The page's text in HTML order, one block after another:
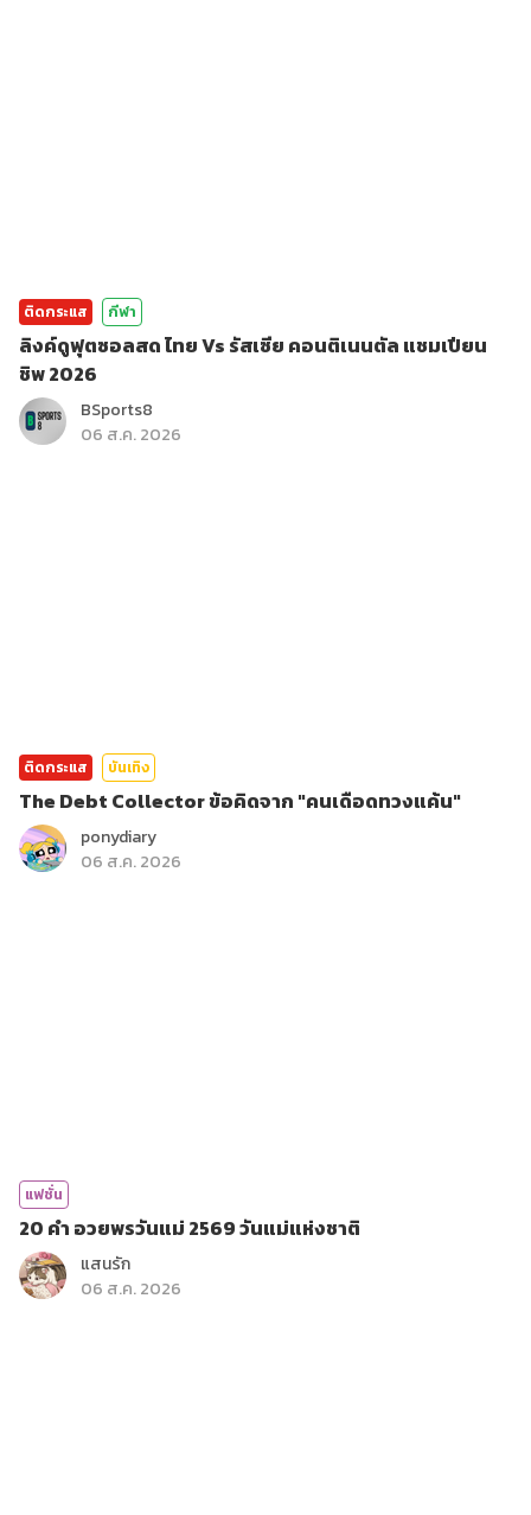
ติดกระแส กีฬา
ลิงค์ดูฟุตซอลสด ไทย Vs รัสเซีย คอนติเนนตัล แชมเปียน
ชิพ 2026
BSports8
06 ส.ค. 2026
ติดกระแส บันเทิง
The Debt Collector ข้อคิดจาก "คนเดือดทวงแค้น"
ponydiary
06 ส.ค. 2026
แฟชั่น
20 คำ อวยพรวันแม่ 2569 วันแม่แห่งชาติ
แสนรัก
06 ส.ค. 2026